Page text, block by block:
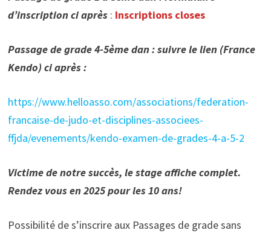
d’inscription ci après: Inscriptions closes
Passage de grade 4-5ème dan : suivre le lien (France
Kendo) ci après :
https://www.helloasso.com/associations/federation-
francaise-de-judo-et-disciplines-associees-
ffjda/evenements/kendo-examen-de-grades-4-a-5-2
Victime de notre succès, le stage affiche complet.
Rendez vous en 2025 pour les 10 ans!
Possibilité de s’inscrire aux Passages de grade sans